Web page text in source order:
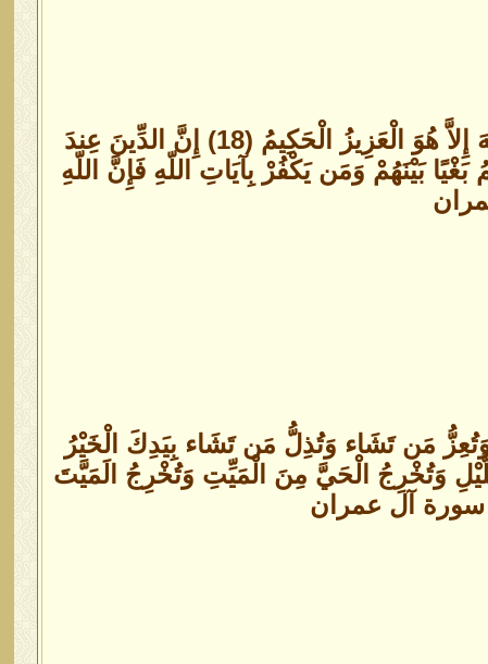
شَهِدَ اللّهُ أَنَّهُ لاَ إِلَـهَ إِلاَّ هُوَ وَالْمَلاَئِكَةُ وَأُوْلُواْ الْعِلْمِ قَآئِمَاً بِالْقِسْطِ لاَ إِلَـهَ إِلاَّ هُوَ الْعَزِيزُ الْحَكِيمُ (18) إِنَّ الدِّينَ عِندَ
بَغْيًا بَيْنَهُمْ وَمَن يَكْفُرْ بِآيَاتِ اللّهِ فَإِنَّ اللّهِ
مَن تَشَاء وَتُذِلُّ مَن تَشَاء بِيَدِكَ الْخَيْرُ